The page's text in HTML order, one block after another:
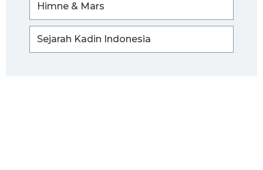
Himne & Mars
Sejarah Kadin Indonesia